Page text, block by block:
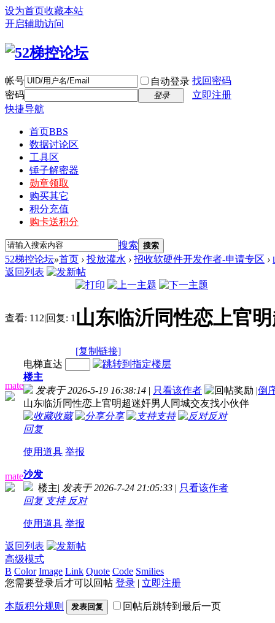
设为首页收藏本站
开启辅助访问
帐号 自动登录 找回密码
密码
登录
立即注册
快捷导航
首页BBS
数据讨论区
工具区
锤子解密器
勋章领取
购买其它
积分充值
购卡送积分
搜索 搜索
52梯控论坛»首页 › 投放灌水 › 招收软硬件开发作者-申请专区 ›
返回列表
查看: 112|回复: 1 山东临沂同性恋上官
[复制链接]
mate
电梯直达
楼主
发表于 2026-5-19 16:38:14 | 只看该作者 |倒
山东临沂同性恋上官明超迷奸男人同城交友找小伙伴
收藏
分享 支持
反对
回复
使用道具 举报
mate沙发
楼主| 发表于 2026-7-24 21:05:33 | 只看该作者
回复 支持 反对
使用道具 举报
返回列表
高级模式
B Color Image Link Quote Code Smilies
您需要登录后才可以回帖 登录 | 立即注册
本版积分规则 发表回复 回帖后跳转到最后一页